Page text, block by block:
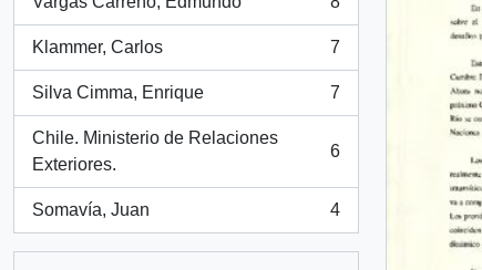
, 8 resultados
Klammer, Carlos
, 7 resultados
7
Silva Cimma, Enrique
, 7 resultados
7
Chile. Ministerio de Relaciones
Exteriores.
, 6 resultados
6
Somavía, Juan
, 4 resultados
4